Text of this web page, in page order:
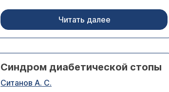
Читать далее
Синдром диабетической стопы
Ситанов А. С.